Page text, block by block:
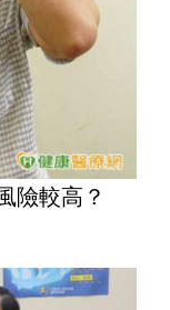
險較高？